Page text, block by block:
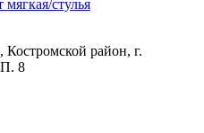
мягкая/стулья
Костромской район, г.
8